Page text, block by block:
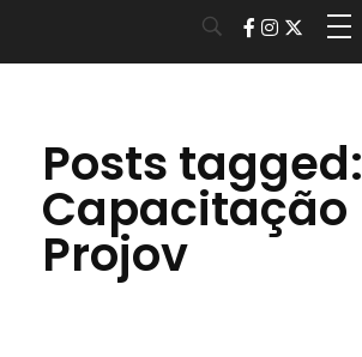
Posts tagged:
Capacitação
Projov